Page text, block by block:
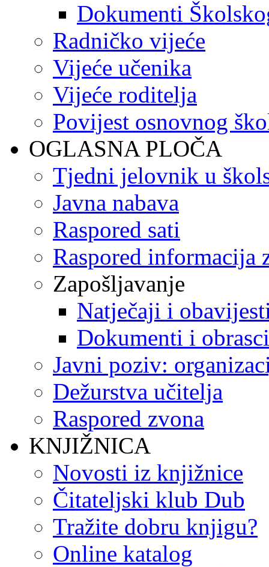
Dokumenti
Radničko vijeće
Vijeće učenika
Vijeće roditelja
Povijest osnovnog
OGLASNA PLOČA
Tjedni jelovnik u
Javna nabava
Raspored sati
Raspored informacija
Zapošljavanje
Natječaji i
Dokumenti i obrasci
Javni poziv:
Dežurstva učitelja
Raspored zvona
KNJIŽNICA
Novosti iz knjižnice
Čitateljski klub Dub
Tražite dobru knjigu?
Online katalog